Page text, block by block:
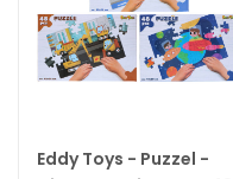
Eddy Toys - Puzzel -